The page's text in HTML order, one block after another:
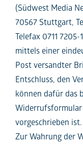
(Südwest Media
70567 Stuttgart,
Telefax 0711
mittels einer
Post versandter
Entschluss, den
können dafür das
vorgeschrieben ist.
Zur Wahrung der